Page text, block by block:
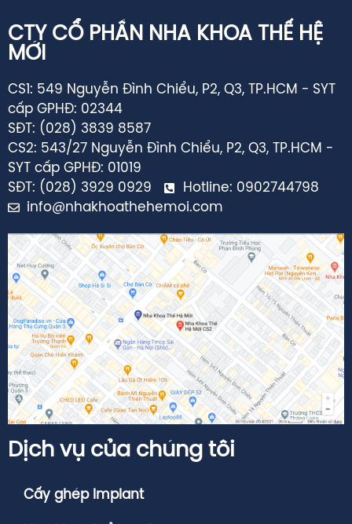
CTY CỔ PHẦN NHA KHOA THẾ HỆ
MỚI
cấp GPHĐ: 02344
SĐT: (028) 3839 8587
CS2: 543/27 Nguyễn Đình Chiểu, P2, Q3, TP.HCM -
SYT cấp GPHĐ: 01019
SĐT: (028) 3929 0929
info@nhakhoathehemoi.com
Dịch vụ của chúng tôi